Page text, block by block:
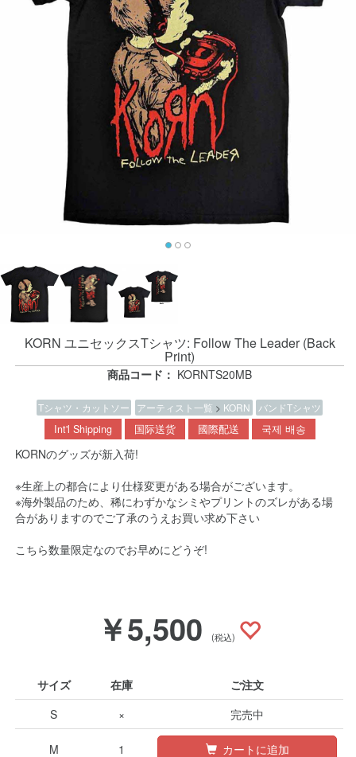
KORN ユニセックスTシャツ: Follow The Leader (Back
Print)
商品コード： KORNTS20MB
Tシャツ・カットソー アーティスト一覧 > KORN バンドTシャツ
Int'l Shipping 国际送货 國際配送 국제 배송
KORNのグッズが新入荷!
※生産上の都合により仕様変更がある場合がございます。
※海外製品のため、稀にわずかなシミやプリントのズレがある場
合がありますのでご了承のうえお買い求め下さい
こちら数量限定なのでお早めにどうぞ!
￥5,500 (税込)
サイズ 在庫
ご注文
S
× 完売中
M 1 カートに追加